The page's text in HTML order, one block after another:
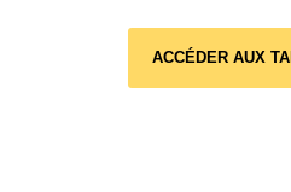
ACCÉDER AUX